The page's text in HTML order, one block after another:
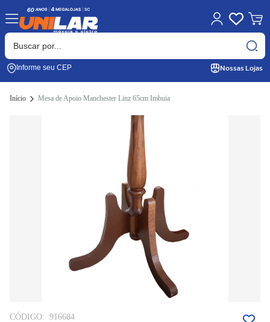
Informe seu CEP Nossas Lojas
Início Mesa de Apoio Manchester Linz 65cm Imbuia
CÓDIGO: 916684